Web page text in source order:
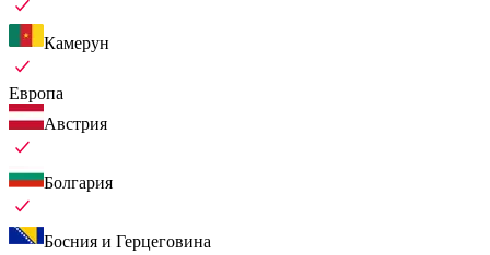
Камерун
Европа
Австрия
Болгария
Босния и Герцеговина